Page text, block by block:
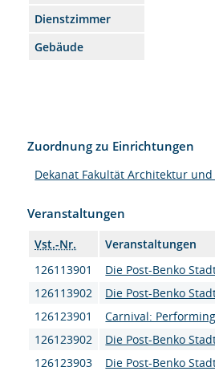
Dienstzimmer
Gebäude
Zuordnung zu Einrichtungen
Dekanat Fakultät Architektur
Veranstaltungen
Vst.-Nr.
Veranstaltungen
126113901
Die Post-Benko
126113902
Die Post-Benko
126123901
Carnival:
126123902
Die Post-Benko
126123903
Die Post-Benko